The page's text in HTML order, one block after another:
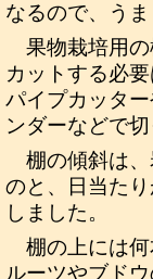
なるので、うま
果物栽培用
カットする必
パイプカッター
ンダーなどで切
棚の傾斜は
のと、日当た
しました。
棚の上には
ルーツやブド